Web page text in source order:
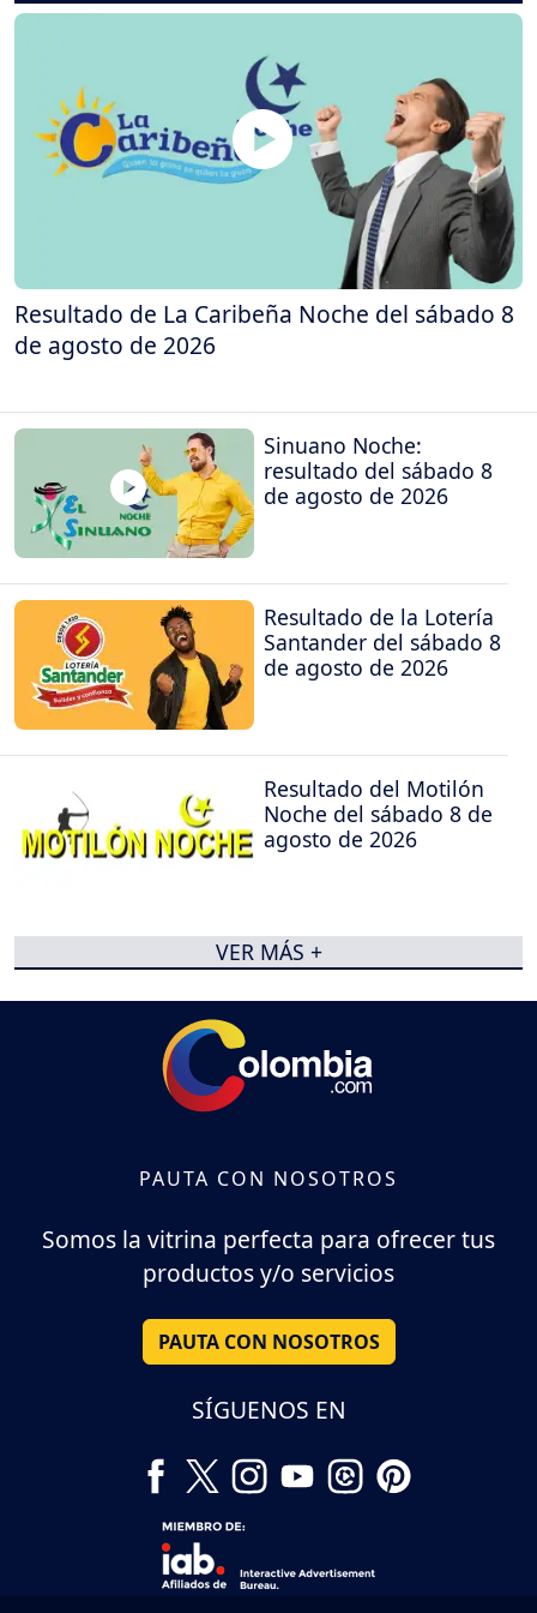
Resultado de La Caribeña Noche del sábado 8
de agosto de 2026
Sinuano Noche:
resultado del sábado 8
de agosto de 2026
Resultado de la Lotería
Santander del sábado 8
de agosto de 2026
Resultado del Motilón
Noche del sábado 8 de
agosto de 2026
VER MÁS +
PAUTA CON NOSOTROS
Somos la vitrina perfecta para ofrecer tus
productos y/o servicios
PAUTA CON NOSOTROS
SÍGUENOS EN